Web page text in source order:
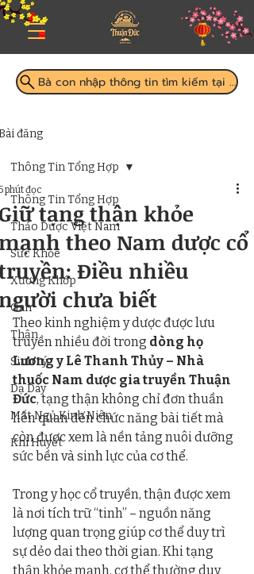
Bà con nhập thông tin tìm kiếm tại đây
đăng
Thông Tin Tổng Hợp
Thảo Dược Việt Nam
Sức Khỏe
Xương Khớp
Gan
Thận
Sinh Lý
Dạ Dày
Mất Ngủ Kinh Niên
Khí Huyết
Thông Tin Tổng Hợp
tạng thận khỏe
theo Nam dược cổ
Điều nhiều
chưa biết
phút đọc
Theo kinh nghiệm y dược được lưu
truyền nhiều đời trong dòng họ
Lương y Lê Thanh Thủy – Nhà
thuốc Nam dược gia truyền Thuận
Đức, tạng thận không chỉ đơn thuần
liên quan đến chức năng bài tiết mà
còn được xem là nền tảng nuôi dưỡng
sức bền và sinh lực của cơ thể.
Trong y học cổ truyền, thận được xem
là nơi tích trữ “tinh” – nguồn năng
lượng quan trọng giúp cơ thể duy trì
sự dẻo dai theo thời gian. Khi tạng
thận khỏe mạnh, cơ thể thường duy